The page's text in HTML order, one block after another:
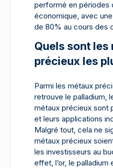
performé en périodes
économique, avec
de 80% au cours des
Quels sont les
précieux les
Parmi les métaux
retrouve le palladium,
métaux précieux sont
et leurs applications
Malgré tout, cela ne
métaux précieux
les investisseurs au
effet, l’or, le palladium